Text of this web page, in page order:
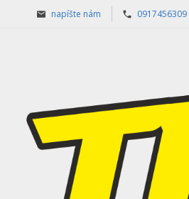
napíšte nám 0917456309